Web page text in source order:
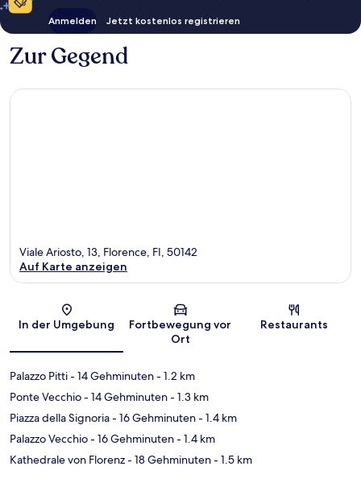
Anmelden Jetzt kostenlos registrieren
Zur Gegend
Karte
Viale Ariosto, 13, Florence, FI, 50142
Auf Karte anzeigen
In der Umgebung
Fortbewegung vor
Ort
Restaurants
Palazzo Pitti- 14 Gehminuten- 1.2 km
Ponte Vecchio- 14 Gehminuten- 1.3 km
Piazza della Signoria- 16 Gehminuten- 1.4 km
Palazzo Vecchio- 16 Gehminuten- 1.4 km
Kathedrale von Florenz- 18 Gehminuten- 1.5 km